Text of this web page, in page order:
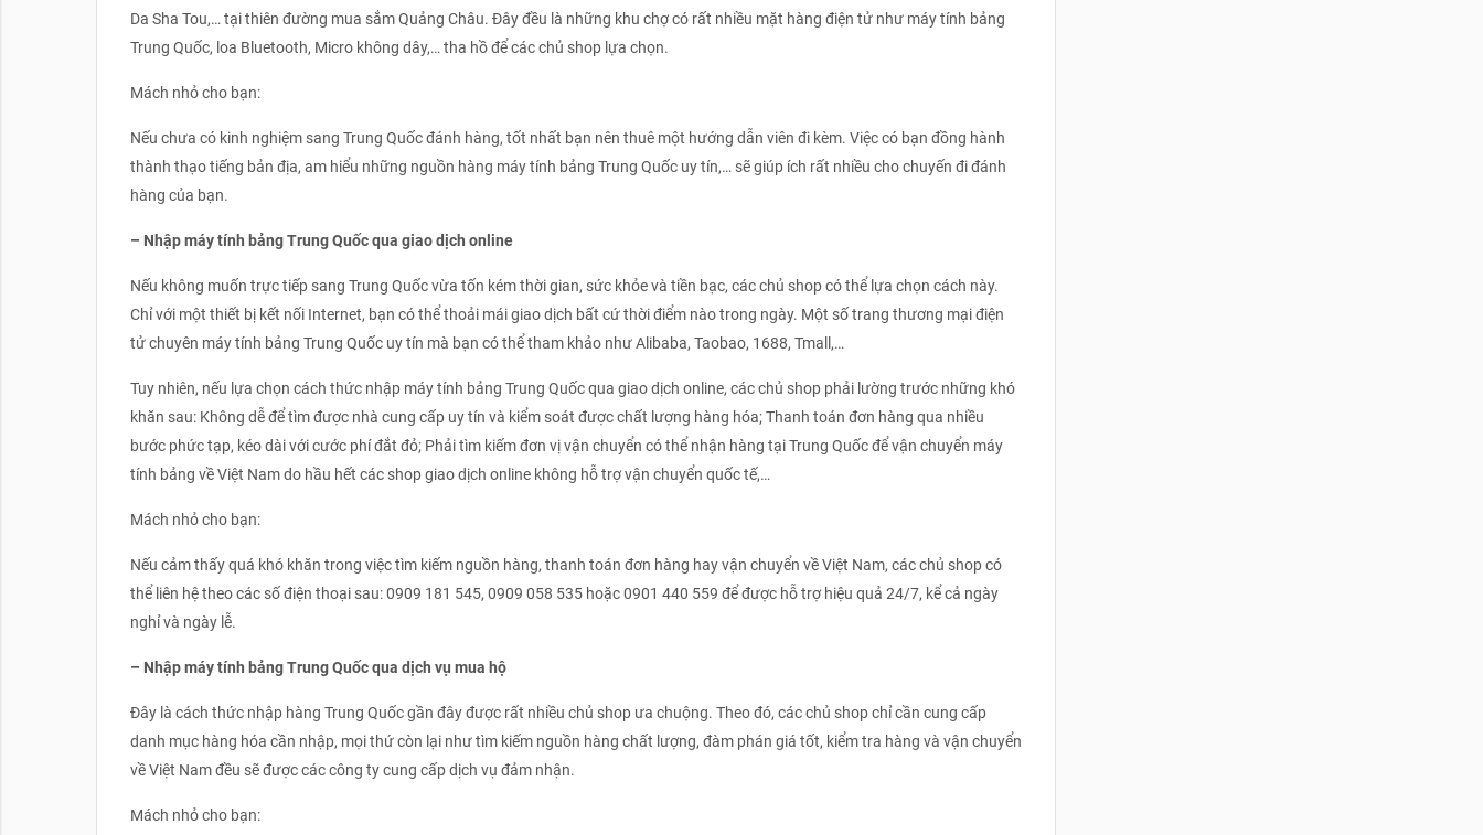
Da Sha Tou,… tại thiên đường mua sắm Quảng Châu. Đây đều là những khu chợ có rất nhiều mặt hàng điện tử như máy tính bảng
Trung Quốc, loa Bluetooth, Micro không dây,… tha hồ để các chủ shop lựa chọn.
Mách nhỏ cho bạn:
Nếu chưa có kinh nghiệm sang Trung Quốc đánh hàng, tốt nhất bạn nên thuê một hướng dẫn viên đi kèm. Việc có bạn đồng hành
thành thạo tiếng bản địa, am hiểu những nguồn hàng máy tính bảng Trung Quốc uy tín,… sẽ giúp ích rất nhiều cho chuyến đi đánh
hàng của bạn.
– Nhập máy tính bảng Trung Quốc qua giao dịch online
Nếu không muốn trực tiếp sang Trung Quốc vừa tốn kém thời gian, sức khỏe và tiền bạc, các chủ shop có thể lựa chọn cách này.
Chỉ với một thiết bị kết nối Internet, bạn có thể thoải mái giao dịch bất cứ thời điểm nào trong ngày. Một số trang thương mại điện
tử chuyên máy tính bảng Trung Quốc uy tín mà bạn có thể tham khảo như Alibaba, Taobao, 1688, Tmall,…
Tuy nhiên, nếu lựa chọn cách thức nhập máy tính bảng Trung Quốc qua giao dịch online, các chủ shop phải lường trước những khó
khăn sau: Không dễ để tìm được nhà cung cấp uy tín và kiểm soát được chất lượng hàng hóa; Thanh toán đơn hàng qua nhiều
bước phức tạp, kéo dài với cước phí đắt đỏ; Phải tìm kiếm đơn vị vận chuyển có thể nhận hàng tại Trung Quốc để vận chuyển máy
tính bảng về Việt Nam do hầu hết các shop giao dịch online không hỗ trợ vận chuyển quốc tế,…
Mách nhỏ cho bạn:
Nếu cảm thấy quá khó khăn trong việc tìm kiếm nguồn hàng, thanh toán đơn hàng hay vận chuyển về Việt Nam, các chủ shop có
thể liên hệ theo các số điện thoại sau: 0909 181 545, 0909 058 535 hoặc 0901 440 559 để được hỗ trợ hiệu quả 24/7, kể cả ngày
nghỉ và ngày lễ.
– Nhập máy tính bảng Trung Quốc qua dịch vụ mua hộ
Đây là cách thức nhập hàng Trung Quốc gần đây được rất nhiều chủ shop ưa chuộng. Theo đó, các chủ shop chỉ cần cung cấp
danh mục hàng hóa cần nhập, mọi thứ còn lại như tìm kiếm nguồn hàng chất lượng, đàm phán giá tốt, kiểm tra hàng và vận chuyển
về Việt Nam đều sẽ được các công ty cung cấp dịch vụ đảm nhận.
Mách nhỏ cho bạn: